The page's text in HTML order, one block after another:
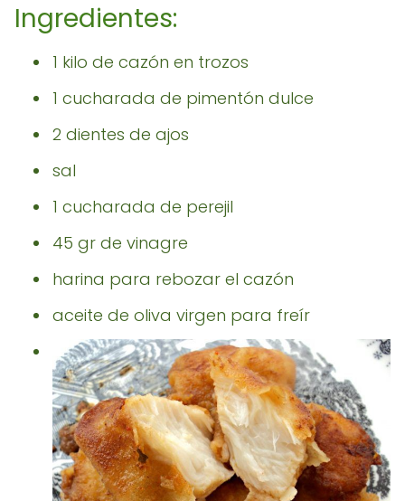
Ingredientes:
1 kilo de cazón en trozos
1 cucharada de pimentón dulce
2 dientes de ajos
sal
1 cucharada de perejil
45 gr de vinagre
harina para rebozar el cazón
aceite de oliva virgen para freír